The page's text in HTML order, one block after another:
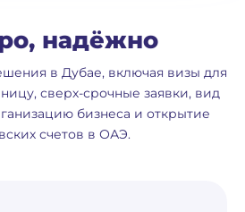
надёжно
в Дубае, включая визы для
сверх-срочные заявки, вид
бизнеса и открытие
счетов в ОАЭ.